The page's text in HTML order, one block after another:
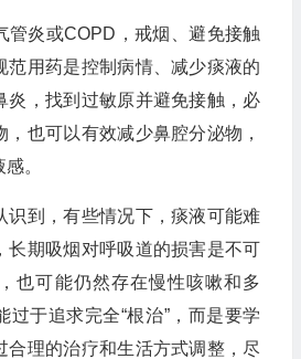
管炎或COPD，戒烟、避免接触
范用药是控制病情、减少痰液的
炎，找到过敏原并避免接触，必
也可以有效减少鼻腔分泌物，
。
识到，有些情况下，痰液可能难
长期吸烟对呼吸道的损害是不可
也可能仍然存在慢性咳嗽和多
过于追求完全“根治”，而是要学
合理的治疗和生活方式调整，尽